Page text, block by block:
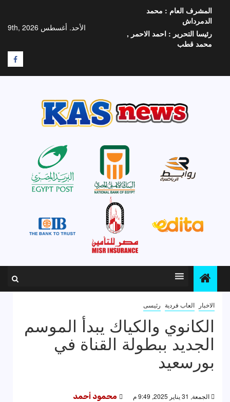
المحتوى
الأحد. أغسطس 9th, 2026
المشرف العام : محمد
الدمرداش
رئيسا التحرير : احمد الاحمر ,
محمد قطب
F
الاخبار العاب فردية رئيسى
الكانوي والكياك يبدأ الموسم
الجديد ببطولة القناة في
بورسعيد
الجمعة, 31 يناير 2025, 9:49 م محمود أحمد